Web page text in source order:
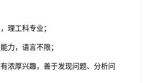
理工科专业 ；
力，语言不限；
浓厚兴趣，善于发现问题、分析问